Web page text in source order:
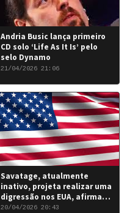
Andria Busic lança primeiro
CD solo ‘Life As It Is’ pelo
selo Dynamo
21/04/2026 21:06
Savatage, atualmente
inativo, projeta realizar uma
digressão nos EUA, afirma
Chris Caffery
20/04/2026 20:43